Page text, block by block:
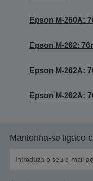
Epson M-260A:
Epson M-262:
Epson M-262A:
Epson M-262A:
Mantenha-se ligado